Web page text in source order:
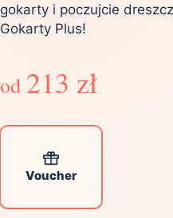
gokarty i poczujcie
Gokarty Plus!
od 213 zł
Voucher